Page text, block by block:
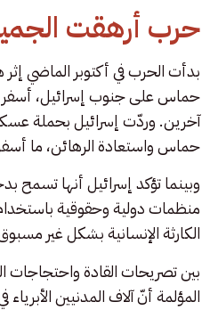
حرب أرهقت
بدأت الحرب في أكتوبر الماضي
حماس على جنوب إسرائيل،
آخرين. وردّت إسرائيل بحملة
حماس واستعادة الرهائن، ما
وبينما تؤكد إسرائيل أنها تسمح
منظمات دولية وحقوقية
الكارثة الإنسانية بشكل غير
بين تصريحات القادة واحتجاجات
المؤلمة أنّ آلاف المدنيين